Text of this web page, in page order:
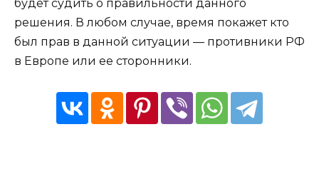
будет судить о правильности данного
решения. В любом случае, время покажет кто
был прав в данной ситуации — противники РФ
в Европе или ее сторонники.